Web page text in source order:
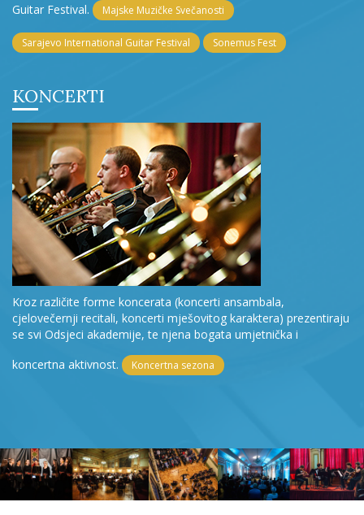
Guitar Festival. Majske Muzičke Svečanosti
Sarajevo International Guitar Festival Sonemus Fest
KONCERTI
Kroz različite forme koncerata (koncerti ansambala,
cjelovečernji recitali, koncerti mješovitog karaktera) prezentiraju
se svi Odsjeci akademije, te njena bogata umjetnička i
koncertna aktivnost.
Koncertna sezona